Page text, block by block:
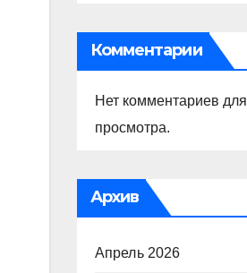
Комментарии
Нет комментариев для
просмотра.
Архив
Апрель 2026